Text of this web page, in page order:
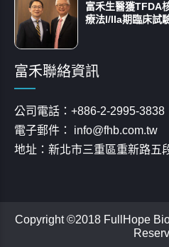
富禾生醫獲TFDA
療法I/IIa期臨床試
富禾聯絡資訊
公司電話：+886-2-2995-3838
電子郵件： info@fhb.com.tw
地址：新北市三重區重新路五
Copyright ©2018 FullHope